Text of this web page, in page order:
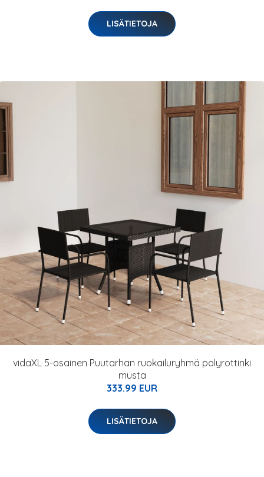
LISÄTIETOJA
vidaXL 5-osainen Puutarhan ruokailuryhmä polyrottinki
musta
333.99 EUR
LISÄTIETOJA